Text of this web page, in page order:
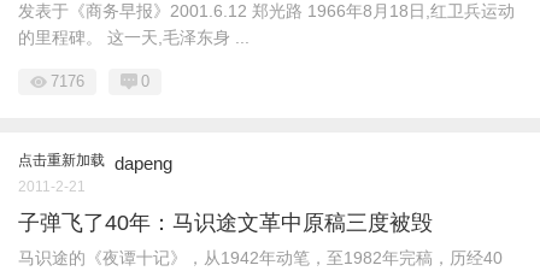
发表于《商务早报》2001.6.12 郑光路 1966年8月18日,红卫兵运动
的里程碑。 这一天,毛泽东身 ...
7176 0
点击重新加载 dapeng
2011-2-21
子弹飞了40年：马识途文革中原稿三度被毁
马识途的《夜谭十记》，从1942年动笔，至1982年完稿，历经40